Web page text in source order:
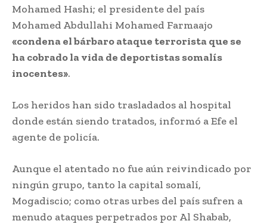
Mohamed Hashi; el presidente del país
Mohamed Abdullahi Mohamed Farmaajo
«condena el bárbaro ataque terrorista que se
ha cobrado la vida de deportistas somalís
inocentes».
Los heridos han sido trasladados al hospital
donde están siendo tratados, informó a Efe el
agente de policía.
Aunque el atentado no fue aún reivindicado por
ningún grupo, tanto la capital somalí,
Mogadiscio; como otras urbes del país sufren a
menudo ataques perpetrados por Al Shabab,